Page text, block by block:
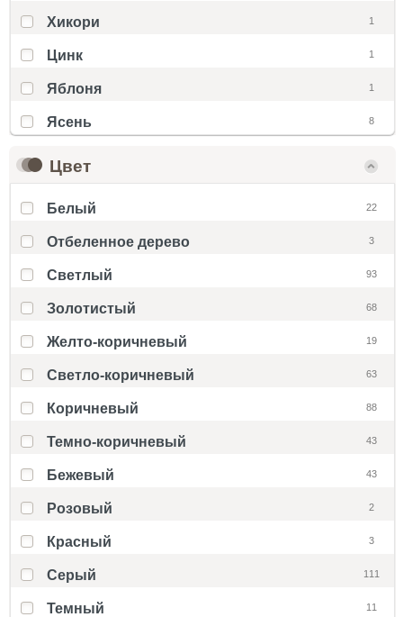
Хикори 1
Цинк 1
Яблоня 1
Ясень 8
Цвет
Белый 22
Отбеленное дерево 3
Светлый 93
Золотистый 68
Желто-коричневый 19
Светло-коричневый 63
Коричневый 88
Темно-коричневый 43
Бежевый 43
Розовый 2
Красный 3
Серый 111
Темный 11